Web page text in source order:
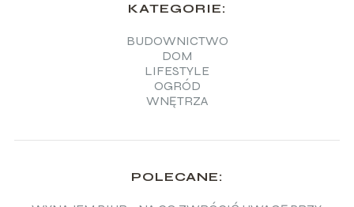
KATEGORIE:
BUDOWNICTWO
DOM
LIFESTYLE
OGRÓD
WNĘTRZA
POLECANE: